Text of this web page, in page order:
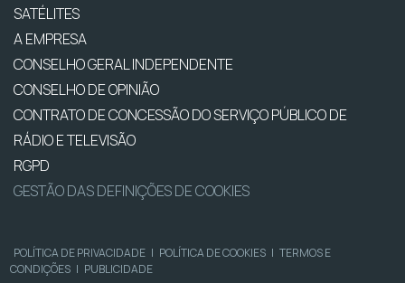
SATÉLITES
A EMPRESA
CONSELHO GERAL INDEPENDENTE
CONSELHO DE OPINIÃO
CONTRATO DE CONCESSÃO DO SERVIÇO PÚBLICO DE
RÁDIO E TELEVISÃO
RGPD
GESTÃO DAS DEFINIÇÕES DE COOKIES
POLÍTICA DE PRIVACIDADE | POLÍTICA DE COOKIES | TERMOS E
CONDIÇÕES | PUBLICIDADE